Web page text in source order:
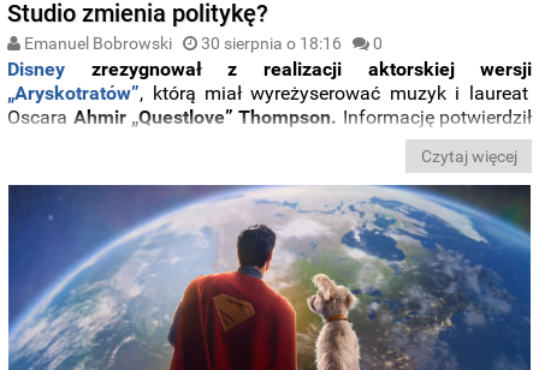
Studio zmienia politykę?
Emanuel Bobrowski 30 sierpnia o 18:16 0
Disney zrezygnował z realizacji aktorskiej wersji
„Aryskotratów”, którą miał wyreżyserować muzyk i laureat
Oscara Ahmir „Questlove” Thompson. Informację potwierdził
sam artysta podczas rozmowy w podcaście, ujawniając, że
projekt został wstrzymany w wyniku zmian personalnych w
wytwórni.
Czytaj więcej